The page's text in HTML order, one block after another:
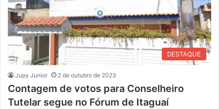
DESTAQUE
Jupy Junior 2 de outubro de 2023
Contagem de votos para Conselheiro
Tutelar segue no Fórum de Itaguaí